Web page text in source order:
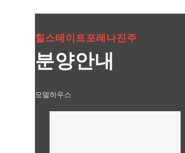
힐스테이트포레나진주
분양안내
모델하우스